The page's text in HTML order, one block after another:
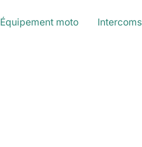
Équipement moto Intercoms